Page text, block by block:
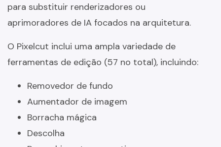
para substituir renderizadores ou
aprimoradores de IA focados na arquitetura.
O Pixelcut inclui uma ampla variedade de
ferramentas de edição (57 no total), incluindo:
Removedor de fundo
Aumentador de imagem
Borracha mágica
Descolha